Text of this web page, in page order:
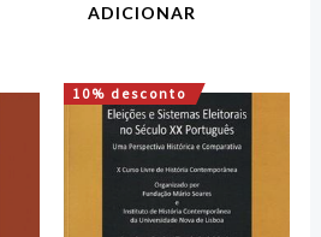
ADICIONAR
10% desconto
O
preço
original
era:
17,00 €.
O
preço
atual
é:
15,30 €.